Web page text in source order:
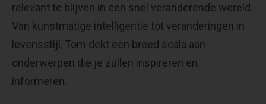
relevant te blijven in een snel veranderende wereld.
Van kunstmatige intelligentie tot veranderingen in
levensstijl, Tom dekt een breed scala aan
onderwerpen die je zullen inspireren en
informeren.